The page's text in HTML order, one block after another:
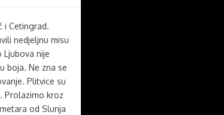
i Cetingrad.
nedjeljnu misu
Ljubova nije
boja. Ne zna se
Plitvice su
Prolazimo kroz
od Slunja